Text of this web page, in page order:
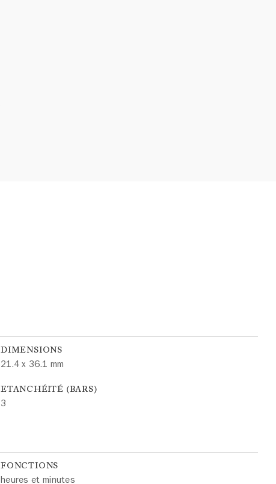
DIMENSIONS
21.4 x 36.1 mm
ETANCHÉITÉ (BARS)
3
FONCTIONS
heures et minutes